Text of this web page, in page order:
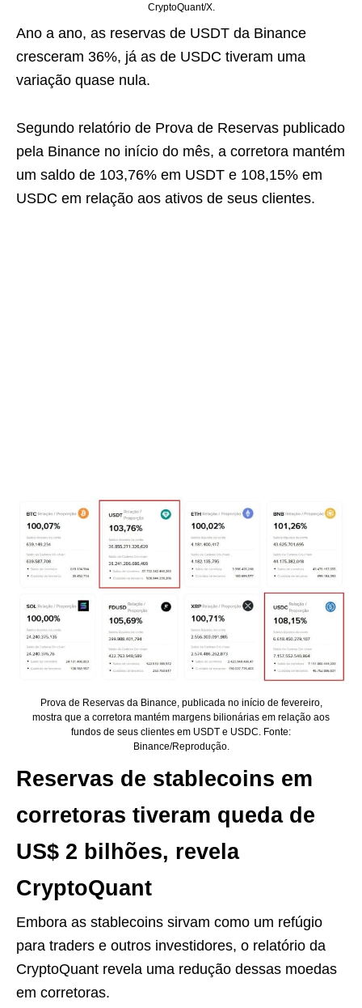
CryptoQuant/X.
Ano a ano, as reservas de USDT da Binance
cresceram 36%, já as de USDC tiveram uma
variação quase nula.
Segundo relatório de Prova de Reservas publicado
pela Binance no início do mês, a corretora mantém
um saldo de 103,76% em USDT e 108,15% em
USDC em relação aos ativos de seus clientes.
Prova de Reservas da Binance, publicada no início de fevereiro,
mostra que a corretora mantém margens bilionárias em relação aos
fundos de seus clientes em USDT e USDC. Fonte:
Binance/Reprodução.
Reservas de stablecoins em
corretoras tiveram queda de
US$ 2 bilhões, revela
CryptoQuant
Embora as stablecoins sirvam como um refúgio
para traders e outros investidores, o relatório da
CryptoQuant revela uma redução dessas moedas
em corretoras.